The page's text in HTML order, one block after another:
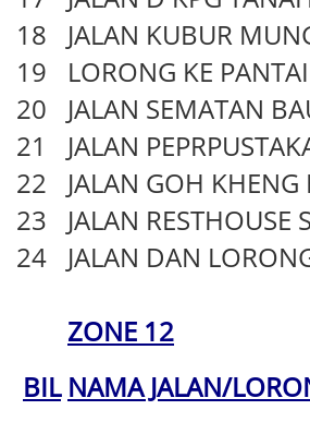
18
JALAN KUBUR
19
LORONG KE
20
JALAN SEMATAN
21
JALAN
22
JALAN GOH
23
JALAN
24
JALAN DAN
ZONE 12
BIL NAMA JALAN/